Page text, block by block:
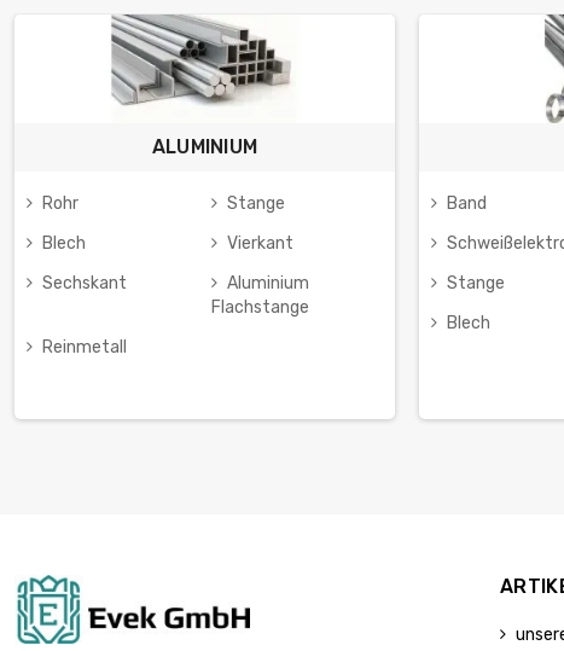
ALUMINIUM
Rohr
Stange
Blech
Vierkant
Sechskant
Aluminium
Flachstange
Reinmetall
Band
Stange
Blech